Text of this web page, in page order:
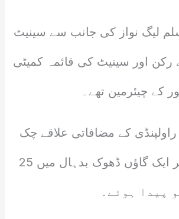
لیگ نواز کی جانب سے سینیٹ
رکن اور سینیٹ کی قائمہ کمیٹی
کے چیئرمین تھے۔
کے مضافاتی علاقے چک
بیلی خان روڈ پر ایک گاؤں ڈھوک بدہال میں 25